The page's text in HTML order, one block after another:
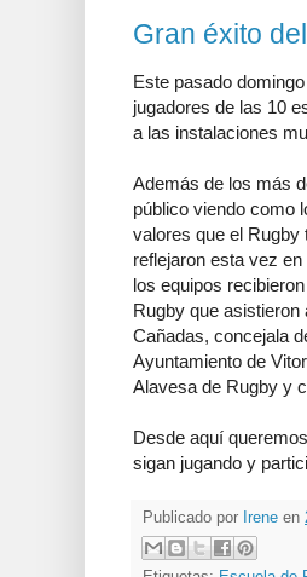
Gran éxito
Este pasado
jugadores de las 10
a las instalaciones
Además de los más
público viendo como
valores que el Rugby
reflejaron esta vez
los equipos
Rugby que asistieron
Cañadas, concejala
Ayuntamiento de
Alavesa de Rugby y
Desde aquí
sigan jugando y
Publicado por Irene en